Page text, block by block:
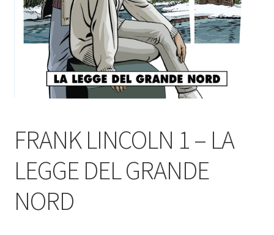
FRANK LINCOLN 1 – LA
LEGGE DEL GRANDE
NORD